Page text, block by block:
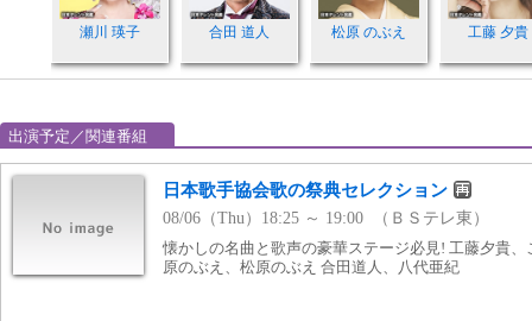
瀬川 瑛子 合田 道人 松原 のぶえ 工藤 夕貴
出演予定／関連番組
日本歌手協会歌の祭典セレクション
08/06（Thu）18:25 ～ 19:00 （ＢＳテレ東）
懐かしの名曲と歌声の豪華ステージ必見! 工藤夕貴
原のぶえ、松原のぶえ 合田道人、八代亜紀